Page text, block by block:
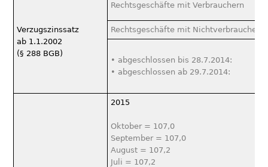
Verzugszinssatz
ab 1.1.2002
(§ 288 BGB)
Rechtsgeschäfte mit Verbrauchern
Rechtsgeschäfte mit Nichtverbrauchern
• abgeschlossen bis 28.7.2014:
• abgeschlossen ab 29.7.2014:
2015
Oktober = 107,0
September = 107,0
August = 107,2
Juli = 107,2